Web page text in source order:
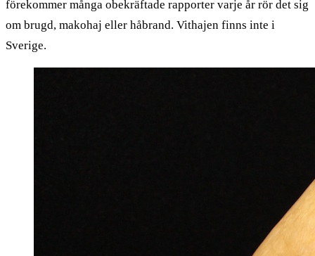
förekommer många obekräftade rapporter varje år rör det sig
om brugd, makohaj eller håbrand. Vithajen finns inte i
Sverige.